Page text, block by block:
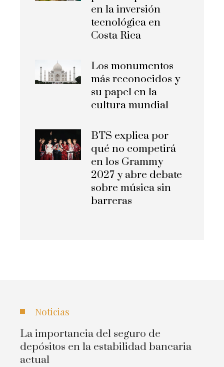
en la inversión
tecnológica en
Costa Rica
Los monumentos
más reconocidos y
su papel en la
cultura mundial
BTS explica por
qué no competirá
en los Grammy
2027 y abre debate
sobre música sin
barreras
Noticias
La importancia del seguro de
depósitos en la estabilidad bancaria
actual